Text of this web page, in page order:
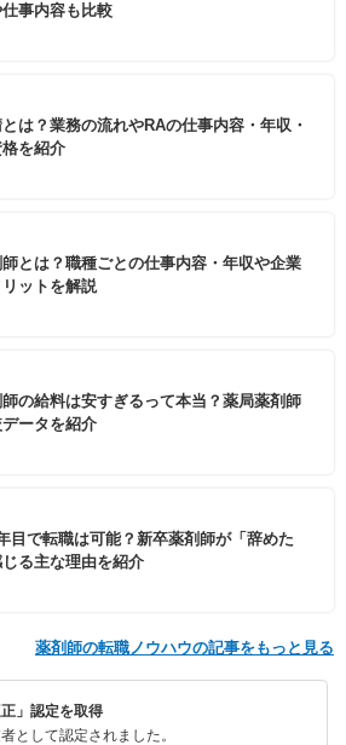
事内容も比較
は？業務の流れやRAの仕事内容・年収・
を紹介
とは？職種ごとの仕事内容・年収や企業
ットを解説
の給料は安すぎるって本当？薬局薬剤師
ータを紹介
目で転職は可能？新卒薬剤師が「辞めた
る主な理由を紹介
薬剤師の転職ノウハウの記事をもっと見る
正」認定を取得
として認定されました。